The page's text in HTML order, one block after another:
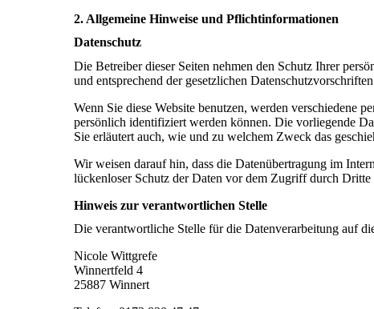
2. Allgemeine Hinweise und Pflichtinformationen
Datenschutz
Die Betreiber dieser Seiten nehmen den Schutz Ihrer
und entsprechend der gesetzlichen
Wenn Sie diese Website benutzen, werden verschiedene
persönlich identifiziert werden können. Die vorliegende
Sie erläutert auch, wie und zu welchem Zweck das
Wir weisen darauf hin, dass die Datenübertragung im
lückenloser Schutz der Daten vor dem Zugriff durch
Hinweis zur verantwortlichen Stelle
Die verantwortliche Stelle für die Datenverarbeitung auf
Nicole Wittgrefe
Winnertfeld 4
25887 Winnert